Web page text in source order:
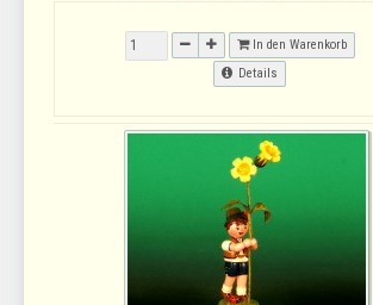
In den Warenkorb
Details